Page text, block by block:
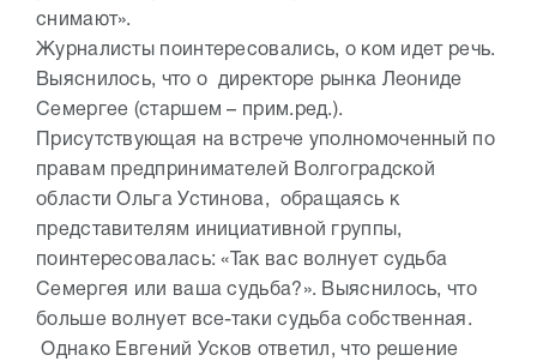
снимают».
Журналисты поинтересовались, о ком идет речь.
Выяснилось, что о директоре рынка Леониде
Семергее (старшем – прим.ред.).
Присутствующая на встрече уполномоченный по
правам предпринимателей Волгоградской
области Ольга Устинова, обращаясь к
представителям инициативной группы,
поинтересовалась: «Так вас волнует судьба
Семергея или ваша судьба?». Выяснилось, что
больше волнует все-таки судьба собственная.
Однако Евгений Усков ответил, что решение